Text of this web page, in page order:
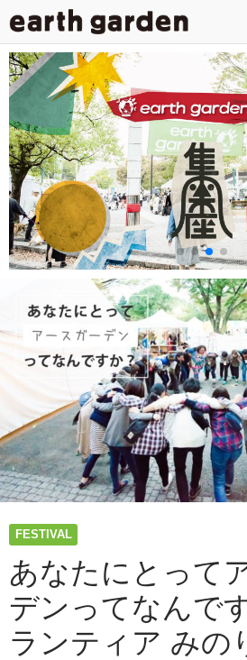
索
コ
ン
テ
ン
へ
ス
キ
ッ
プ
FESTIVAL
あなたにとって
デンってなんで
ランティア みの